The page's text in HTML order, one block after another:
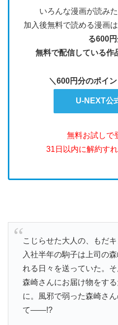
いろんな漫画が読み
加入後無料で読める漫画は
る600
無料で配信している作
＼600円分のポイ
U-NEXT公
無料お試しで
31日以内に解約す
こじらせた大人の、もだ
入社半年の駒子は上司の
れる日々を送っていた。
森崎さんにお届け物をす
に。風邪で弱った森崎さ
て――!?